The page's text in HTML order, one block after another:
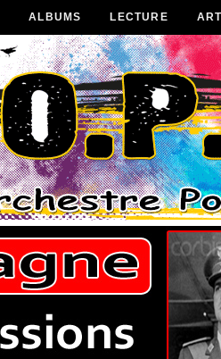
ALBUMS LECTURE